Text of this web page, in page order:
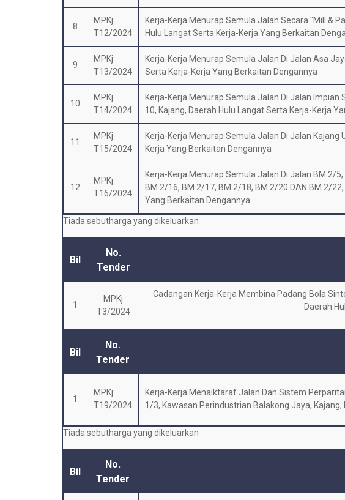
8
MPKj
T12/2024
Kerja-Kerja Menurap Semula Jalan Secara "Mill &
Hulu Langat Serta Kerja-Kerja Yang Berkaitan
9
MPKj
T13/2024
Kerja-Kerja Menurap Semula Jalan Di Jalan Asa
Serta Kerja-Kerja Yang Berkaitan Dengannya
10
MPKj
T14/2024
Kerja-Kerja Menurap Semula Jalan Di Jalan Impian
10, Kajang, Daerah Hulu Langat Serta Kerja-Kerja
11
MPKj
T15/2024
Kerja-Kerja Menurap Semula Jalan Di Jalan
Kerja Yang Berkaitan Dengannya
12
MPKj
T16/2024
Kerja-Kerja Menurap Semula Jalan Di Jalan BM 2/
BM 2/16, BM 2/17, BM 2/18, BM 2/20 DAN BM 2/
Yang Berkaitan Dengannya
Tiada sebutharga yang dikeluarkan
Bil
No.
Tender
1
MPKj
T3/2024
Cadangan Kerja-Kerja Membina Padang Bola
Daerah
Bil
No.
Tender
1
MPKj
T19/2024
Kerja-Kerja Menaiktaraf Jalan Dan Sistem
1/3, Kawasan Perindustrian Balakong Jaya,
Tiada sebutharga yang dikeluarkan
Bil
No.
Tender